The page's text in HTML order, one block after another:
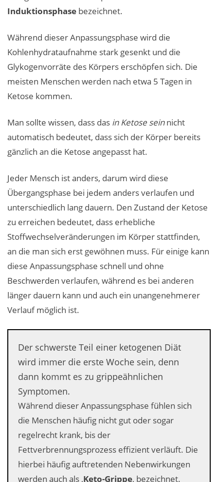
Induktionsphase bezeichnet.
Während dieser Anpassungsphase wird die
Kohlenhydrataufnahme stark gesenkt und die
Glykogenvorräte des Körpers erschöpfen sich. Die
meisten Menschen werden nach etwa 5 Tagen in
Ketose kommen.
Man sollte wissen, dass das in Ketose seinnicht
automatisch bedeutet, dass sich der Körper bereits
gänzlich an die Ketose angepasst hat.
Jeder Mensch ist anders, darum wird diese
Übergangsphase bei jedem anders verlaufen und
unterschiedlich lang dauern. Den Zustand der Ketose
zu erreichen bedeutet, dass erhebliche
Stoffwechselveränderungen im Körper stattfinden,
an die man sich erst gewöhnen muss. Für einige kann
diese Anpassungsphase schnell und ohne
Beschwerden verlaufen, während es bei anderen
länger dauern kann und auch ein unangenehmerer
Verlauf möglich ist.
Der schwerste Teil einer ketogenen Diät
wird immer die erste Woche sein, denn
dann kommt es zu grippeähnlichen
Symptomen.
Während dieser Anpassungsphase fühlen sich
die Menschen häufig nicht gut oder sogar
regelrecht krank, bis der
Fettverbrennungsprozess effizient verläuft. Die
hierbei häufig auftretenden Nebenwirkungen
werden auch als ‚Keto-Grippe‚ bezeichnet.